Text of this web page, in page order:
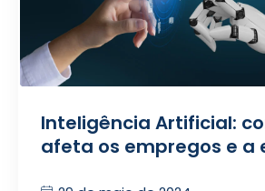
Inteligência Artificial:
afeta os empregos e a